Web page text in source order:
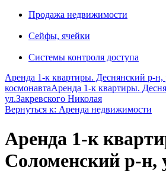
Продажа недвижимости
Сейфы, ячейки
Системы контроля доступа
Аренда 1-к квартиры. Деснянский р-н,
космонавтаАренда 1-к квартиры.
ул.Закревского Николая
Вернуться к: Аренда недвижимости
Аренда 1-к
Соломенский р-н,